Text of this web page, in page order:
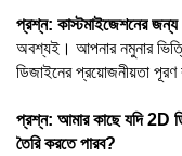
প্রশ্ন: কাস্টমাইজেশনের
অবশ্যই। আপনার নমুনার
ডিজাইনের প্রয়োজনীয়তা পূরণ
প্রশ্ন: আমার কাছে যদি 2D
তৈরি করতে পারব?